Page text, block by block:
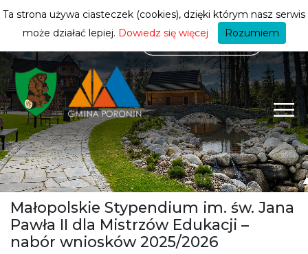
mieszkańca
Małopolskie Stypendium im. św. Jana
Pawła II dla Mistrzów Edukacji –
nabór wniosków 2025/2026
Ta strona używa ciasteczek (cookies), dzięki którym nasz serwis
może działać lepiej. Dowiedz się więcej Rozumiem